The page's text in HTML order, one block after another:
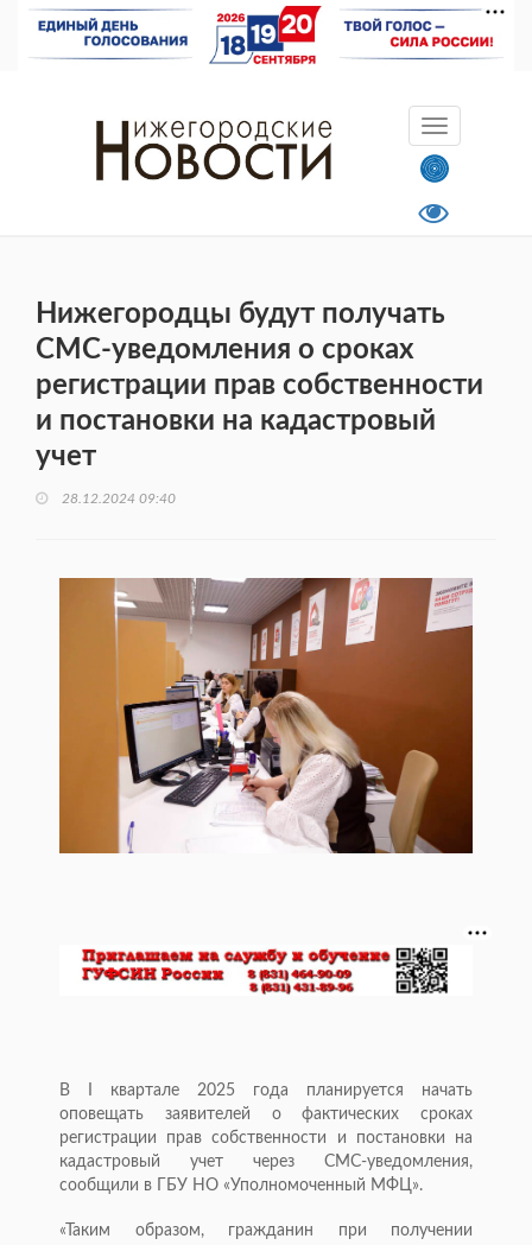
Нижегородцы будут получать
СМС-уведомления о сроках
регистрации прав собственности
и постановки на кадастровый
учет
28.12.2024 09:40
В I квартале 2025 года планируется начать
оповещать заявителей о фактических сроках
регистрации прав собственности и постановки на
кадастровый учет через СМС-уведомления,
сообщили в ГБУ НО «Уполномоченный МФЦ».
«Таким образом, гражданин при получении